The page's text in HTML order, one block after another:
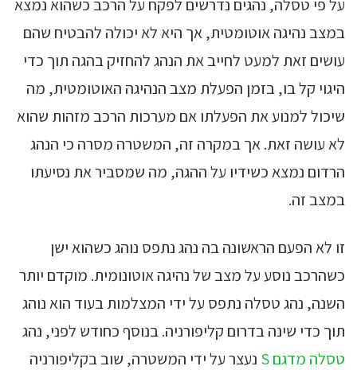
על פי טסלה, נהגים נדרשים לפקח על הרכב כשהוא נמצא
במצב נהיגה אוטומטית, אך היא לא יכולה להבטיח שהם
עושים זאת למעט לחייב את הנהג להחזיק בהגה תוך כדי
היגוי קל בו, בזמן הפעלת מצב הנהיגה האוטומטית, מה
שיכול למנוע את הפעלתו אם מערכות הרכב מזהות שהוא
לא עושה זאת. אך במקרה זה, המשטרה מסרה כי הנהג
הרדום נמצא כשידיו על ההגה, מה שמסביר את נסיעתו
במצב זה.
זו לא הפעם הראשונה בה נהג נתפס נוהג כשהוא ישן
כשהרכב נוסע על מצב של נהיגה אוטונומית. מוקדם יותר
השנה, נהג טסלה נתפס על ידי המצלמות בעוד הוא נוהג
תוך כדי שינה בדרום קליפורניה. בנוסף כחודש לפני, נהג
טסלה מדגם S
נעצר על ידי המשטרה, שוב בקליפורניה